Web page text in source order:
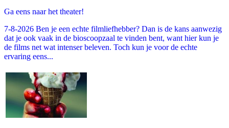
Ga eens naar het theater!
7-8-2026 Ben je een echte filmliefhebber? Dan is de kans aanwezig
dat je ook vaak in de bioscoopzaal te vinden bent, want hier kun je
de films net wat intenser beleven. Toch kun je voor de echte
ervaring eens...